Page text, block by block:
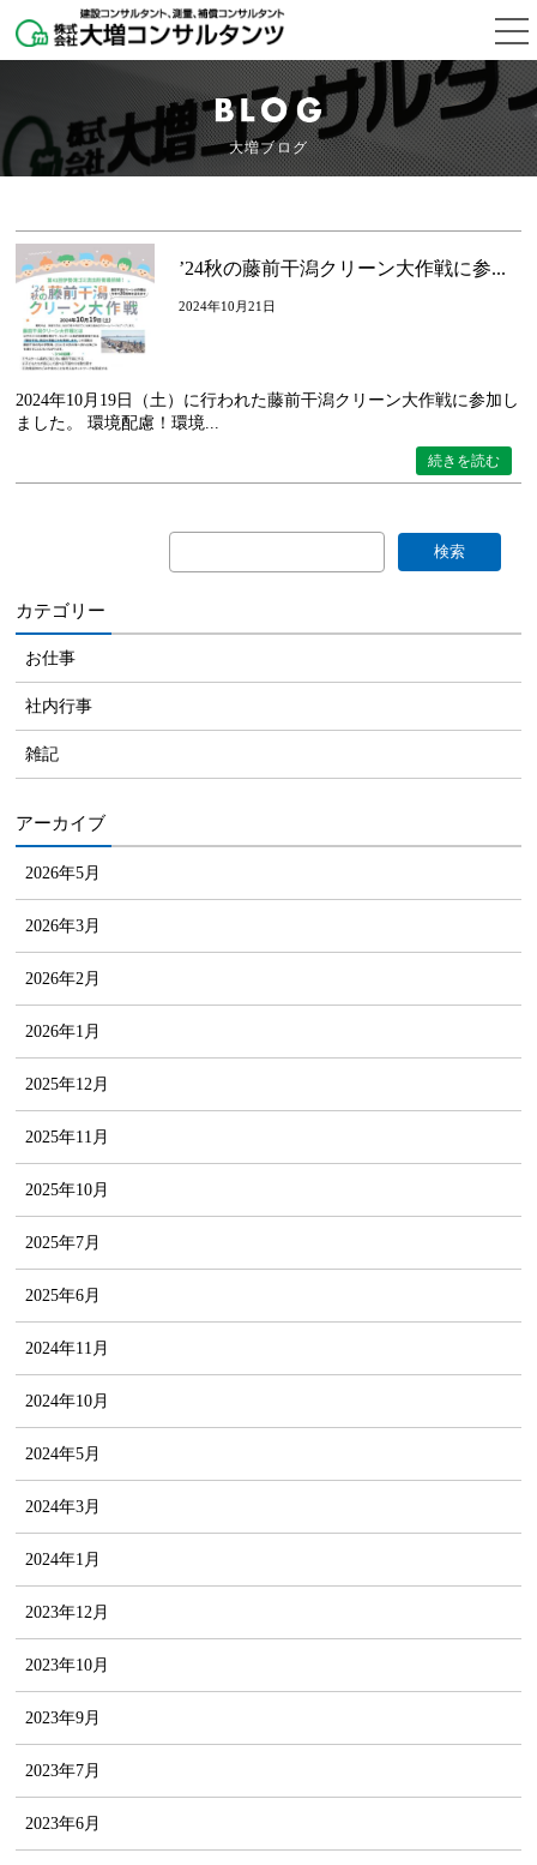
大増ブログ
’24秋の藤前干潟クリーン大作戦に参...
2024年10月21日
2024年10月19日（土）に行われた藤前干潟クリーン大作戦に参加し
ました。 環境配慮！環境...
続きを読む
カテゴリー
お仕事
社内行事
雑記
アーカイブ
2026年5月
2026年3月
2026年2月
2026年1月
2025年12月
2025年11月
2025年10月
2025年7月
2025年6月
2024年11月
2024年10月
2024年5月
2024年3月
2024年1月
2023年12月
2023年10月
2023年9月
2023年7月
2023年6月